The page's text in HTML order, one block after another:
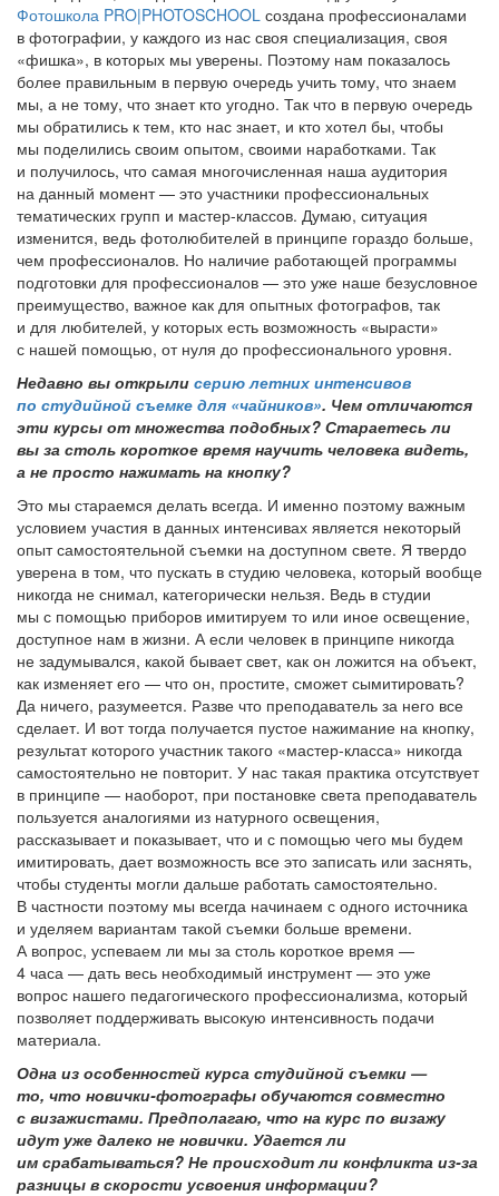
Фотошкола PRO|PHOTOSCHOOL создана профессионалами
в фотографии, у каждого из нас своя специализация, своя
«фишка», в которых мы уверены. Поэтому нам показалось
более правильным в первую очередь учить тому, что знаем
мы, а не тому, что знает кто угодно. Так что в первую очередь
мы обратились к тем, кто нас знает, и кто хотел бы, чтобы
мы поделились своим опытом, своими наработками. Так
и получилось, что самая многочисленная наша аудитория
на данный момент — это участники профессиональных
тематических групп и мастер-классов. Думаю, ситуация
изменится, ведь фотолюбителей в принципе гораздо больше,
чем профессионалов. Но наличие работающей программы
подготовки для профессионалов — это уже наше безусловное
преимущество, важное как для опытных фотографов, так
и для любителей, у которых есть возможность «вырасти»
с нашей помощью, от нуля до профессионального уровня.
Недавно вы открыли серию летних интенсивов
по студийной съемке для «чайников». Чем отличаются
эти курсы от множества подобных? Стараетесь ли
вы за столь короткое время научить человека видеть,
а не просто нажимать на кнопку?
Это мы стараемся делать всегда. И именно поэтому важным
условием участия в данных интенсивах является некоторый
опыт самостоятельной съемки на доступном свете. Я твердо
уверена в том, что пускать в студию человека, который вообще
никогда не снимал, категорически нельзя. Ведь в студии
мы с помощью приборов имитируем то или иное освещение,
доступное нам в жизни. А если человек в принципе никогда
не задумывался, какой бывает свет, как он ложится на объект,
как изменяет его — что он, простите, сможет сымитировать?
Да ничего, разумеется. Разве что преподаватель за него все
сделает. И вот тогда получается пустое нажимание на кнопку,
результат которого участник такого «мастер-класса» никогда
самостоятельно не повторит. У нас такая практика отсутствует
в принципе — наоборот, при постановке света преподаватель
пользуется аналогиями из натурного освещения,
рассказывает и показывает, что и с помощью чего мы будем
имитировать, дает возможность все это записать или заснять,
чтобы студенты могли дальше работать самостоятельно.
В частности поэтому мы всегда начинаем с одного источника
и уделяем вариантам такой съемки больше времени.
А вопрос, успеваем ли мы за столь короткое время —
4 часа — дать весь необходимый инструмент — это уже
вопрос нашего педагогического профессионализма, который
позволяет поддерживать высокую интенсивность подачи
материала.
Одна из особенностей курса студийной съемки —
то, что новички-фотографы обучаются совместно
с визажистами. Предполагаю, что на курс по визажу
идут уже далеко не новички. Удается ли
им срабатываться? Не происходит ли конфликта из-за
разницы в скорости усвоения информации?